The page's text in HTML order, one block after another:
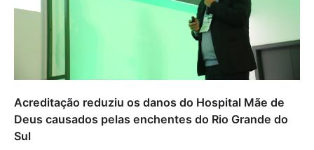
Acreditação reduziu os danos do Hospital Mãe de
Deus causados pelas enchentes do Rio Grande do
Sul